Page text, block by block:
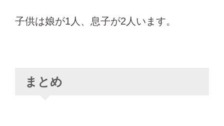
子供は娘が1人、息子が2人います。
まとめ